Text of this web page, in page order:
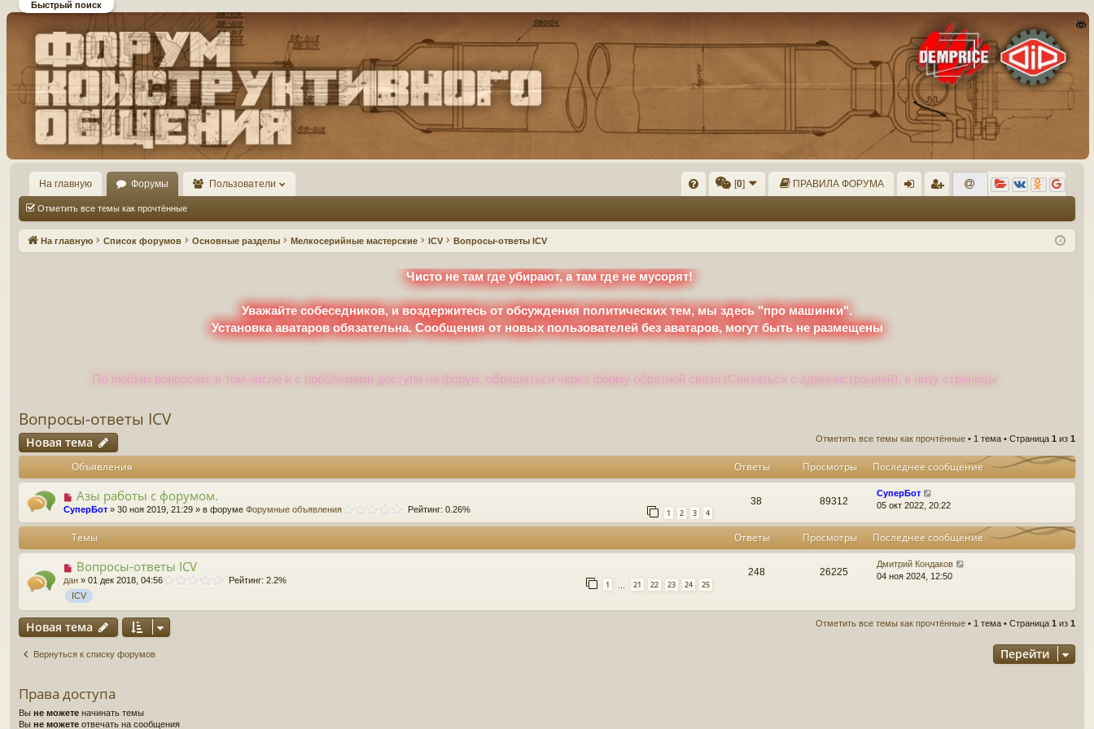
Форум DiP и DEMPRICE
конструктивного общения
На главную Форумы Пользователи
Q
[0] ПРАВИЛА ФОРУМА
д ис
Отметить все темы как прочтённые
На главную Список форумов Основные разделы Мелкосерийные мастерские ICV Вопросы-ответы ICV
Быстрый поиск
Чисто не там где убирают, а там где не мусорят!
Уважайте собеседников, и воздержитесь от обсуждения политических тем, мы здесь "про машинки".
Установка аватаров обязательна. Сообщения от новых пользователей без аватаров, могут быть не размещены
По любым вопросам, в том числе и с проблемами доступа на форум, обращаться через форму обратной связи (Связаться с администрацией), в низу страницы
Вопросы-ответы ICV
Новая тема Отметить все темы как прочтённые • 1 тема • Страница 1 из 1
Объявления Ответы Просмотры Последнее сообщение
Азы работы с форумом.
СуперБот » 30 ноя 2019, 21:29 » в форуме Форумные объявления 1 2 3 4
Рейтинг: 0.26%
38 89312
СуперБот
05 окт 2022, 20:22
Темы Ответы Просмотры Последнее сообщение
Вопросы-ответы ICV
дан » 01 дек 2018, 04:56 1 21 22 23 24 25
Рейтинг: 2.2%
ICV
248 26225
Дмитрий Кондаков
04 ноя 2024, 12:50
Новая тема Отметить все темы как прочтённые • 1 тема • Страница 1 из 1
Вернуться к списку форумов Перейти
Права доступа
Вы не можете начинать темы
Вы не можете отвечать на сообщения